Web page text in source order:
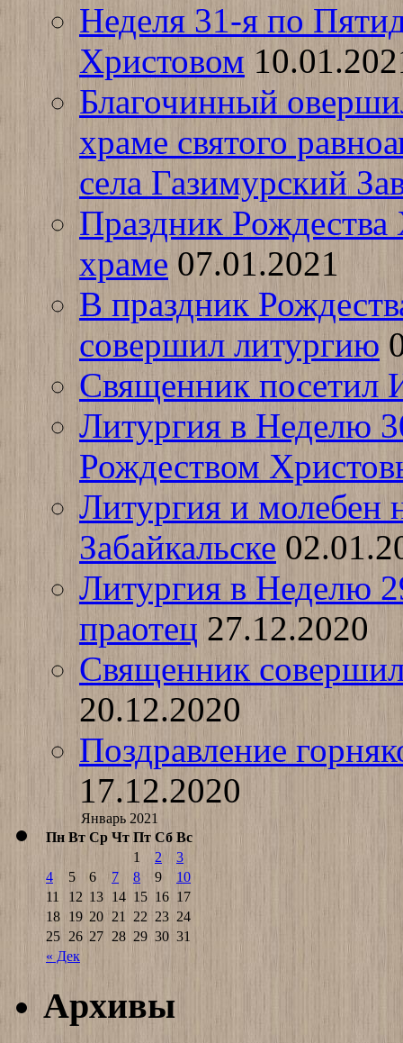
Неделя 31-я по
Христовом
Благочинный
храме святого
села Газимурский
Праздник Рождества
храме 07.01.2021
В праздник
совершил литургию
Священник
Литургия в Неделю
Рождеством
Литургия и молебен
Забайкальске
Литургия в Неделю
праотец 27.12.2020
Священник
20.12.2020
Поздравление
17.12.2020
Январь 2021
Пн Вт Ср Чт Пт Сб Вс
« Дек
1 2
3
4
5 6 7 8 9
10
11
12 13 14 15 16 17
18 19 20 21 22 23 24
25 26 27 28 29 30 31
Архивы